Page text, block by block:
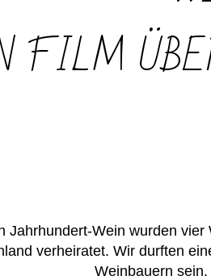
FILM
Jahrhundert-Wein wurden vier
verheiratet. Wir durften
Weinbauern sein.